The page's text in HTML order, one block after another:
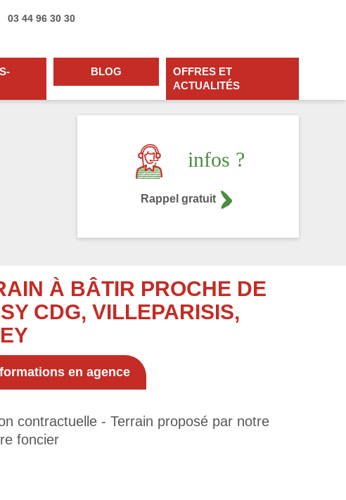
03 44 96 30 30
BLOG
OFFRES ET
ACTUALITÉS
infos ?
Rappel gratuit
À BÂTIR PROCHE DE
CDG, VILLEPARISIS,
en agence
contractuelle - Terrain proposé par notre
foncier